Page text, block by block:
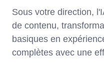
Sous votre direction,
de contenu,
basiques en
complètes avec une